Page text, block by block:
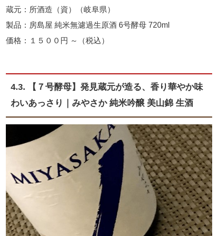
蔵元：所酒造（資）（岐阜県）
製品：房島屋 純米無濾過生原酒 6号酵母 720ml
価格：１５００円 ～（税込）
4.3. 【７号酵母】発見蔵元が造る、香り華やか味
わいあっさり｜みやさか 純米吟醸 美山錦 生酒